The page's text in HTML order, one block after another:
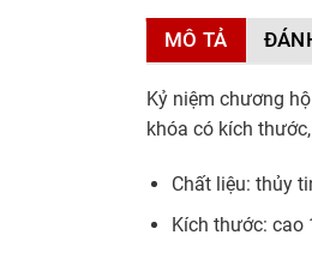
MÔ TẢ
Kỷ niệm chương
khóa có kích
Chất liệu: thủy
Kích thước: cao